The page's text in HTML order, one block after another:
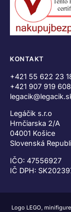
KONTAKT
+421 55 622 23
+421 907 919 608
Legáčik s.r.o
Hrnčiarska 2/A
04001 Košice
Slovenská
IČO: 47556927
IČ DPH:
Logo LEGO,